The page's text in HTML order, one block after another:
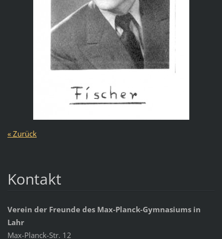
« Zurück
Kontakt
Verein der Freunde des Max-Planck-Gymnasiums in
Lahr
Max-Planck-Str. 12